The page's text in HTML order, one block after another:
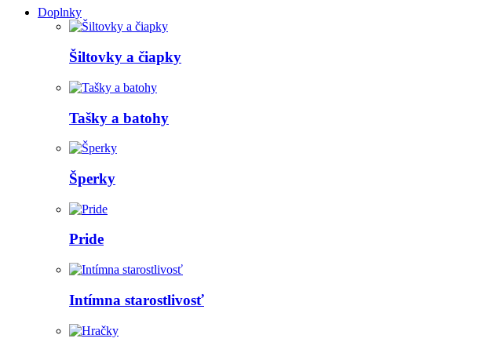
Doplnky
Šiltovky a čiapky
Tašky a batohy
Šperky
Pride
Intímna starostlivosť